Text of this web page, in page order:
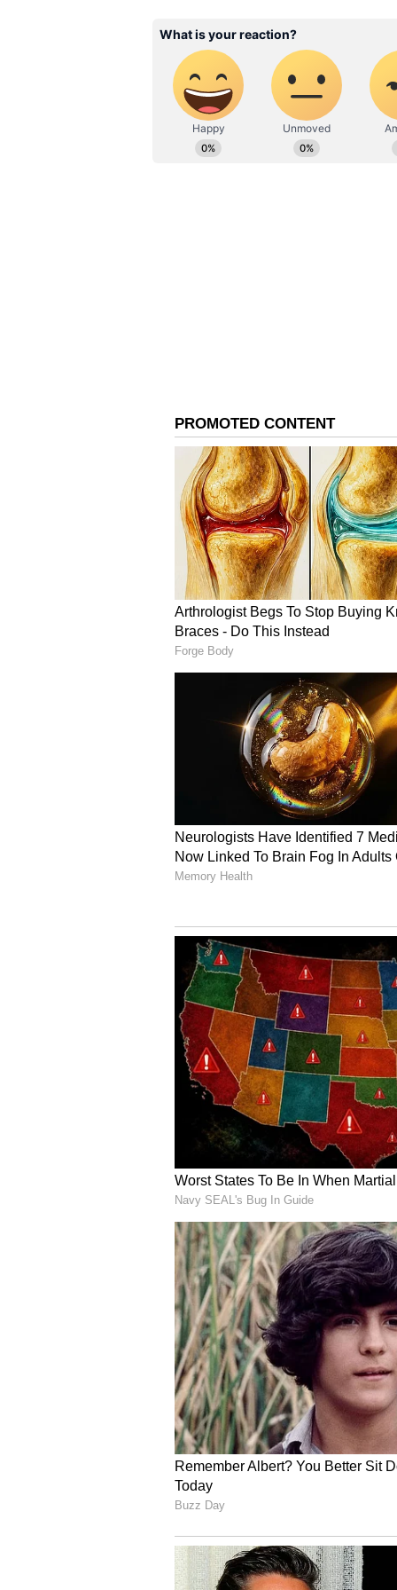
சொந்த நிதியில் இருந்து
அமைச்சரை விட்டு பேட்டி
வருவதாகவும், சுமார் 60,000
வெளியிட்டிருந்தார்.
பிரதமர் மோடி தமிழகத்தில்
தேராது - அமைச்சர்
எப்படியாவது ஆட்சிக்கு வந்து
ஏமாற்றி, ஆட்சிக்கு வந்த
இல்லாமல் இருக்கிறார்
அறிக்கை வெளியிட்டு ஏழு
மாதங்கள் முடிந்து விட்டன.
சுமார் 92,000 பேர். ஆனால்,
அரசோ, அல்லது
குறித்து எந்தக் கவலையும்
ஏற்கனவே, கடந்த ஆண்டு
தொழிற்சங்கங்கள் மற்றும்
சார்பில், வேலை நிறுத்த
ஜனவரி 3 அன்று, அரசுடன்
சுமூக முடிவு
அறிவித்தனர்.
பொங்கல் பண்டிகை நேரத்தில்,
வேலைநிறுத்தம் செய்தால்,
என்பதால், மாண்புமிகு
தற்காலிகமாக, ஊழியர்கள்
ஆனால் அதன் பின்னர், திமுக
கண்டுகொள்ளாமல்
போக்குவரத்துத் துறை
ஆசிரியர்கள்,
நீண்டகாலமாகவே தங்கள்
நடத்திக்கொண்டுதான்
அதிமுக, திமுக இரண்டு
கோரிக்கைகளை நிறைவேற்ற,
ஓய்ந்திருக்கின்றனர்.
தேர்தல் நேரங்களில் மட்டும்,
தொழிலாளர்களின் போராட்டத்தை
அதிமுக இரண்டு